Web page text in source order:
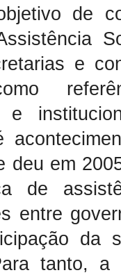
de
e
e
deu em
de
entre
da
tanto, a